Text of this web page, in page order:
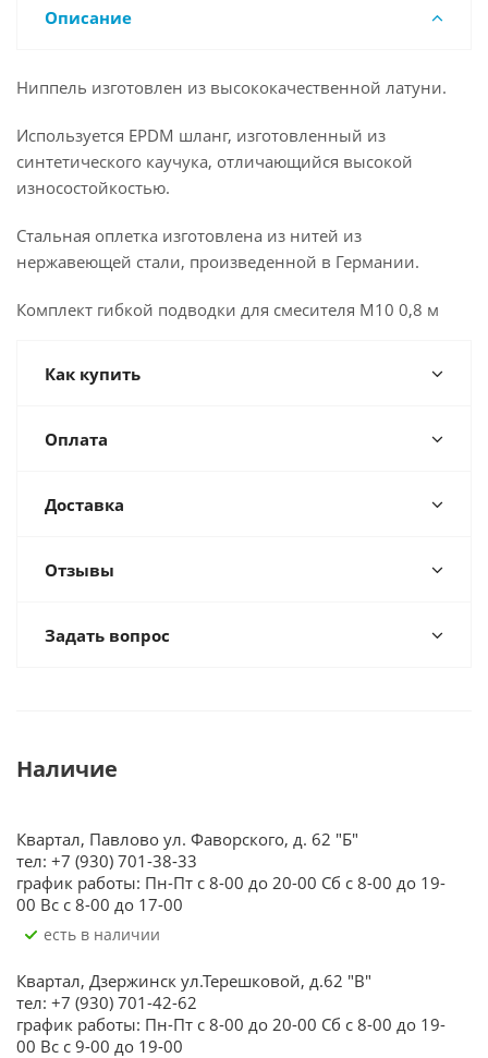
Описание
Ниппель изготовлен из высококачественной латуни.
Используется EPDM шланг, изготовленный из
синтетического каучука, отличающийся высокой
износостойкостью.
Стальная оплетка изготовлена из нитей из
нержавеющей стали, произведенной в Германии.
Комплект гибкой подводки для смесителя М10 0,8 м
Как купить
Оплата
Доставка
Отзывы
Задать вопрос
Наличие
Квартал, Павлово ул. Фаворского, д. 62 "Б"
тел: +7 (930) 701-38-33
график работы: Пн-Пт с 8-00 до 20-00 Сб с 8-00 до 19-
00 Вс с 8-00 до 17-00
Есть в наличии
Квартал, Дзержинск ул.Терешковой, д.62 "В"
тел: +7 (930) 701-42-62
график работы: Пн-Пт с 8-00 до 20-00 Сб с 8-00 до 19-
00 Вс с 9-00 до 19-00